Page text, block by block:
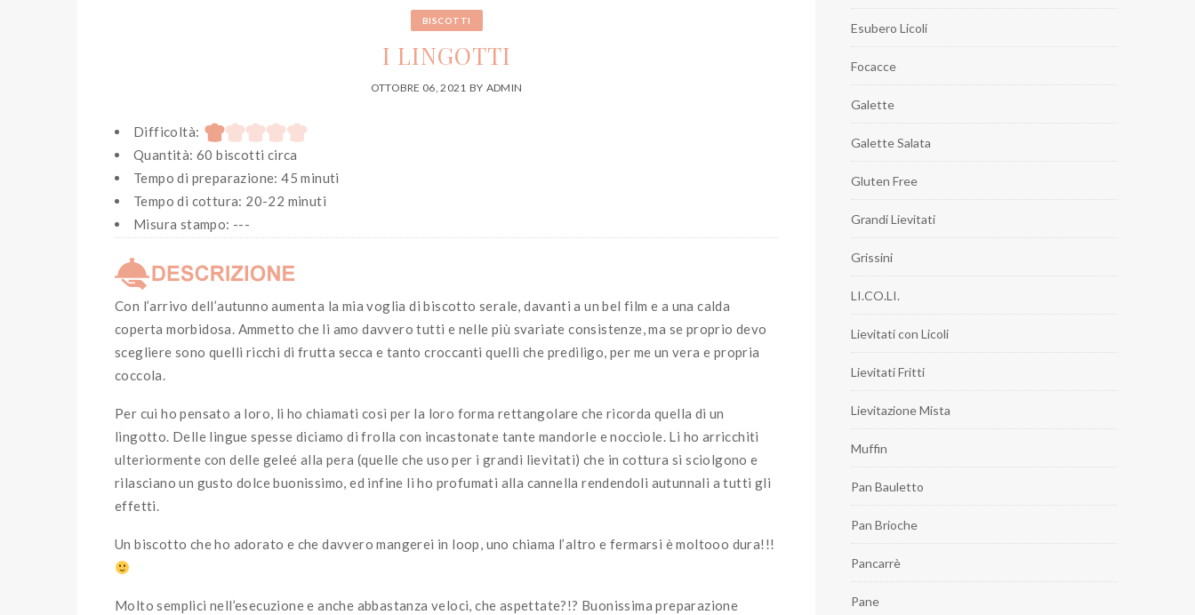
BISCOTTI
I LINGOTTI
OTTOBRE 06, 2021 BY ADMIN
Difficoltà:
Quantità: 60 biscotti circa
Tempo di preparazione: 45 minuti
Tempo di cottura: 20-22 minuti
Misura stampo: ---
Con l’arrivo dell’autunno aumenta la mia voglia di biscotto serale, davanti a un bel film e a una calda
coperta morbidosa. Ammetto che li amo davvero tutti e nelle più svariate consistenze, ma se proprio devo
scegliere sono quelli ricchi di frutta secca e tanto croccanti quelli che prediligo, per me un vera e propria
coccola.
Per cui ho pensato a loro, li ho chiamati così per la loro forma rettangolare che ricorda quella di un
lingotto. Delle lingue spesse diciamo di frolla con incastonate tante mandorle e nocciole. Li ho arricchiti
ulteriormente con delle geleé alla pera (quelle che uso per i grandi lievitati) che in cottura si sciolgono e
rilasciano un gusto dolce buonissimo, ed infine li ho profumati alla cannella rendendoli autunnali a tutti gli
effetti.
Un biscotto che ho adorato e che davvero mangerei in loop, uno chiama l’altro e fermarsi è moltooo dura!!!
Molto semplici nell’esecuzione e anche abbastanza veloci, che aspettate?!? Buonissima preparazione
Esubero Licoli
Focacce
Galette
Galette Salata
Gluten Free
Grandi Lievitati
Grissini
LI.CO.LI.
Lievitati con Licoli
Lievitati Fritti
Lievitazione Mista
Muffin
Pan Bauletto
Pan Brioche
Pancarrè
Pane